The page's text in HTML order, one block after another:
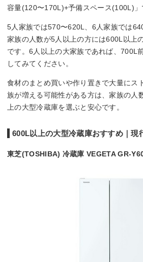
容量(120〜170L)+予備スペース(100L)」
5人家族では570〜620L、6人家族では
家族の人数が5人以上の方には600L以上
です。6人以上の大家族であれば、700L
してみてください。
食材のまとめ買いや作り置きで大量にス
族が増える可能性がある方は、家族の人
上の大型冷蔵庫を選ぶと安心です。
600L以上の大型冷蔵庫おすすめ｜現
東芝(TOSHIBA) 冷蔵庫 VEGETA GR-